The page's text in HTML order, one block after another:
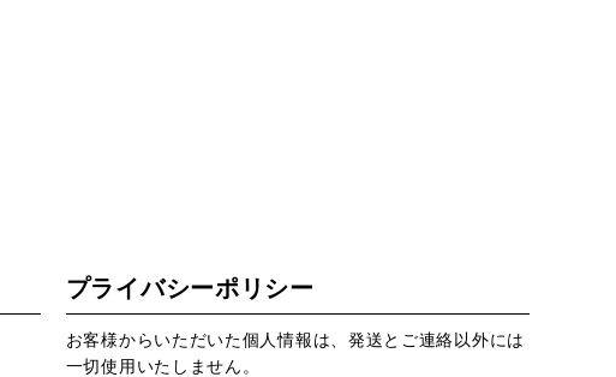
プライバシーポリシー
お客様からいただいた個人情報は、発送とご連絡以外には
一切使用いたしません。